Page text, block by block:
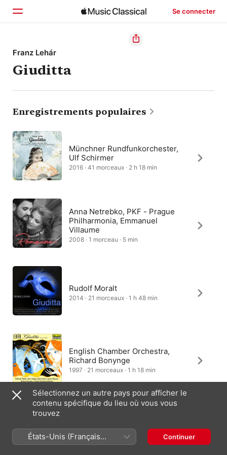
Se connecter
Accueil
Parcourir
Rechercher
Franz Lehár
Giuditta
Enregistrements populaires
Münchner Rundfunkorchester,
Ulf Schirmer
2016 · 41 morceaux · 2 h 18 min
Anna Netrebko, PKF - Prague
Philharmonia, Emmanuel
Villaume
2008 · 1 morceau · 5 min
Rudolf Moralt
2014 · 21 morceaux · 1 h 48 min
English Chamber Orchestra,
Richard Bonynge
1997 · 21 morceaux · 1 h 18 min
2025 · 1 morceau · 3 min
Sélectionnez un autre pays pour afficher le
contenu spécifique du lieu où vous vous
trouvez
États-Unis (Français
France)
Continuer